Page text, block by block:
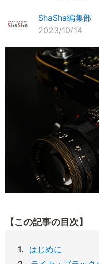
ShaSha編集部
2023/10/14
【この記事の目次】
はじめに